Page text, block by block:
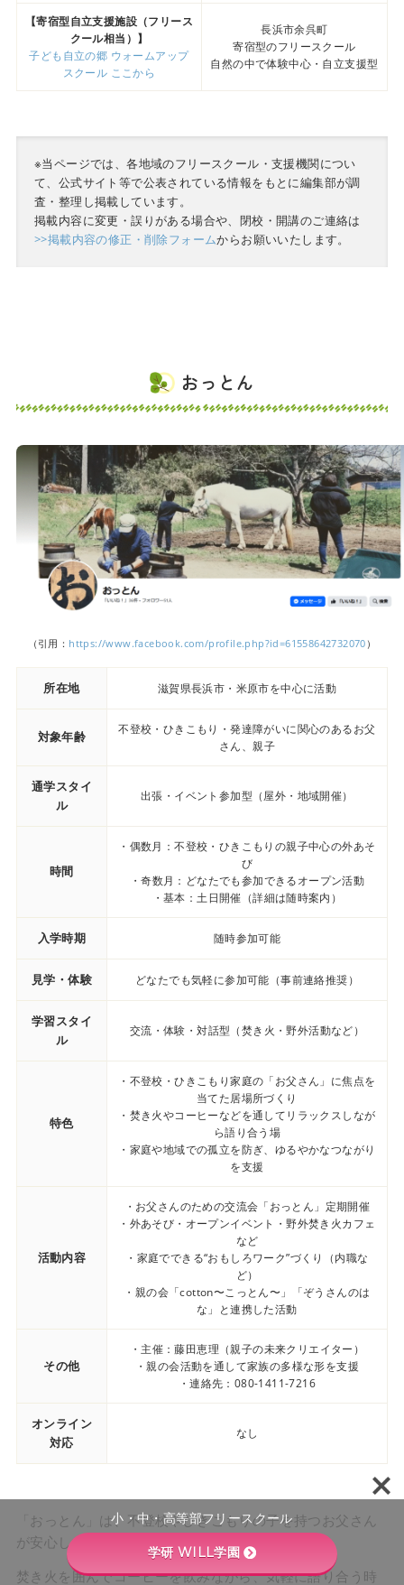
【寄宿型自立支援施設（フリース
クール相当）】
子ども自立の郷 ウォームアップ
スクール ここから
長浜市余呉町
寄宿型のフリースクール
自然の中で体験中心・自立支援型
※当ページでは、各地域のフリースクール・支援機関につい
て、公式サイト等で公表されている情報をもとに編集部が調
査・整理し掲載しています。
掲載内容に変更・誤りがある場合や、閉校・開講のご連絡は
>>掲載内容の修正・削除フォームからお願いいたします。
おっとん
（引用： https://www.facebook.com/profile.php?id=61558642732070 ）
所在地 滋賀県長浜市・米原市を中心に活動
対象年齢
不登校・ひきこもり・発達障がいに関心のあるお父
さん、親子
通学スタイ
ル
出張・イベント参加型（屋外・地域開催）
時間
・偶数月：不登校・ひきこもりの親子中心の外あそ
び
・奇数月：どなたでも参加できるオープン活動
・基本：土日開催（詳細は随時案内）
入学時期 随時参加可能
見学・体験 どなたでも気軽に参加可能（事前連絡推奨）
学習スタイ
ル
交流・体験・対話型（焚き火・野外活動など）
特色
・不登校・ひきこもり家庭の「お父さん」に焦点を
当てた居場所づくり
・焚き火やコーヒーなどを通してリラックスしなが
ら語り合う場
・家庭や地域での孤立を防ぎ、ゆるやかなつながり
を支援
活動内容
・お父さんのための交流会「おっとん」定期開催
・外あそび・オープンイベント・野外焚き火カフェ
など
・家庭でできる“おもしろワーク”づくり（内職な
ど）
・親の会「cotton〜こっとん〜」「ぞうさんのは
な」と連携した活動
その他
・主催：藤田恵理（親子の未来クリエイター）
・親の会活動を通して家族の多様な形を支援
・連絡先：080-1411-7216
オンライン
対応
なし
「おっとん」は、不登校やひきこもりの子を持つお父さん
が安心して話せる場です。
焚き火を囲んでコーヒーを飲みながら、気軽に語り合う時
小・中・高等部フリースクール
学研 WILL学園